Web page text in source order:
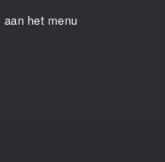
aan het menu